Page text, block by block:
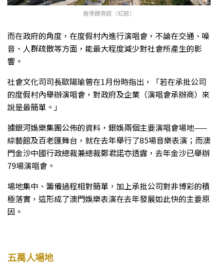
香港體育館（紅館）
而在政府的角度，在度假村內進行演唱會，不論在交通、噪
音、人群疏散等方面，能最大程度減少對社會所產生的影
響。
社會文化司司長歐陽瑜曾在1月份時指出，「若在承批公司
的度假村內舉辦演唱會，對政府及企業（演唱會承辦商）來
說是最簡單。」
據銀河娛樂集團公佈的資料，銀娛兩個主要演唱會場地——
綜藝館及百老匯舞台，就在去年舉行了85場音樂表演；而澳
門金沙中國行政總裁兼總裁鄭君諾亦透露，去年金沙已舉辦
79場演唱會。
場地集中、籌備過程相對簡單，加上承批公司對非博彩的積
極落實，這形成了澳門娛樂表演在去年發展如此快的主要原
因。
五萬人場地